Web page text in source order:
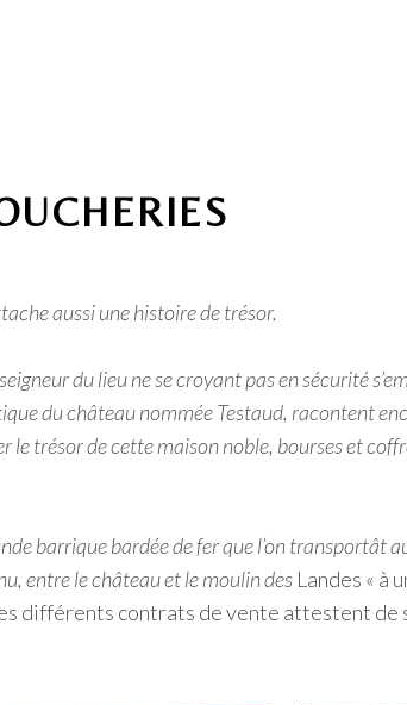
aussi une histoire de trésor.
du lieu ne se croyant pas en sécurité
du château nommée Testaud, racontent
trésor de cette maison noble, bourses et
barrique bardée de fer que l’on
entre le château et le moulin des Landes « à
différents contrats de vente attestent de